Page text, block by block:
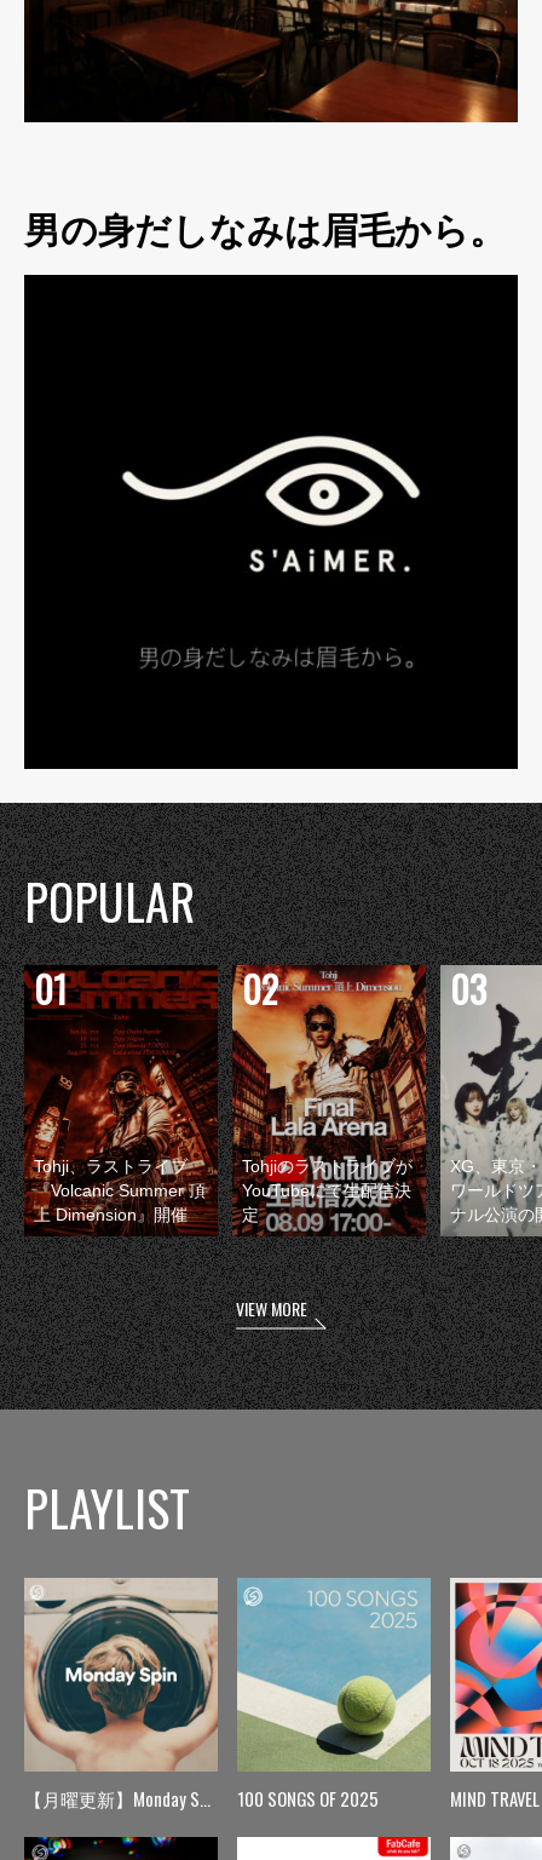
男の身だしなみは眉毛から。
POPULAR
Tohji、ラストライブ
『Volcanic Summer 頂
上 Dimension』開催
Tohjiのラストライブが
YouTubeにて生配信決
定
XG、東京
ワールドツ
ナル公演の
VIEW MORE
PLAYLIST
【月曜更新】Monday Spin 100 SONGS OF 2025 MIND TRAVEL